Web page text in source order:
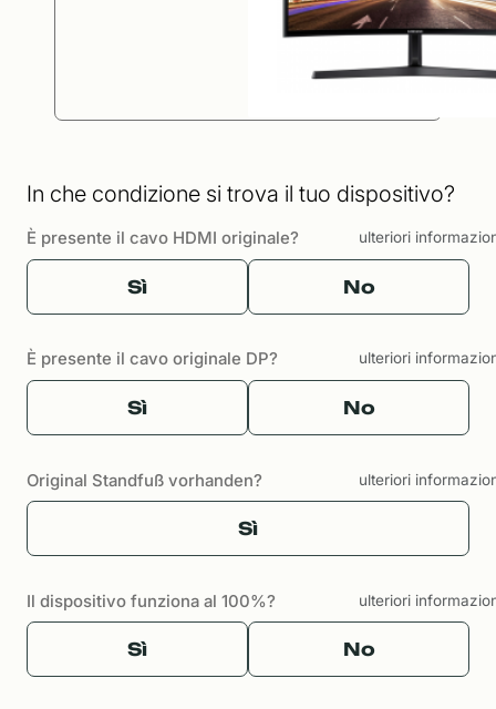
In che condizione si trova il tuo dispositivo?
È presente il cavo HDMI originale? ulteriori
Sì No
È presente il cavo originale DP? ulteriori
Sì No
Original Standfuß vorhanden? ulteriori
Sì
Il dispositivo funziona al 100%? ulteriori
Sì No